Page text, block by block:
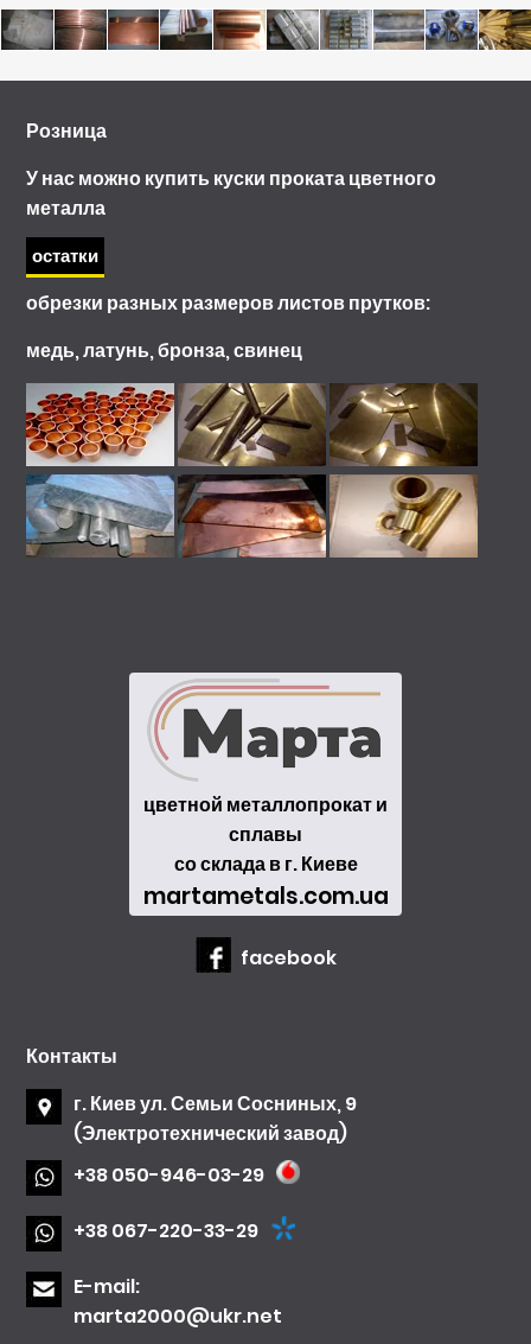
Розница
У нас можно купить куски проката цветного
металла
остатки
обрезки разных размеров листов прутков:
медь, латунь, бронза, свинец
цветной металлопрокат и
сплавы
со склада в г. Киеве
martametals.com.ua
facebook
Контакты
г. Киев ул. Семьи Сосниных, 9
(Электротехнический завод)
+38 050-946-03-29
+38 067-220-33-29
E-mail:
marta2000@ukr.net